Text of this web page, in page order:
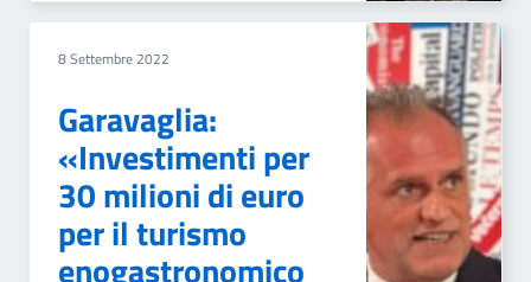
8 Settembre 2022
Garavaglia:
«Investimenti per
30 milioni di euro
per il turismo
enogastronomico